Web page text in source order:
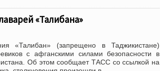
«Талибана»
«Талибан» (запрещено в Таджикистане)
с афганскими силами безопасности в
Об этом сообщает ТАСС со ссылкой на